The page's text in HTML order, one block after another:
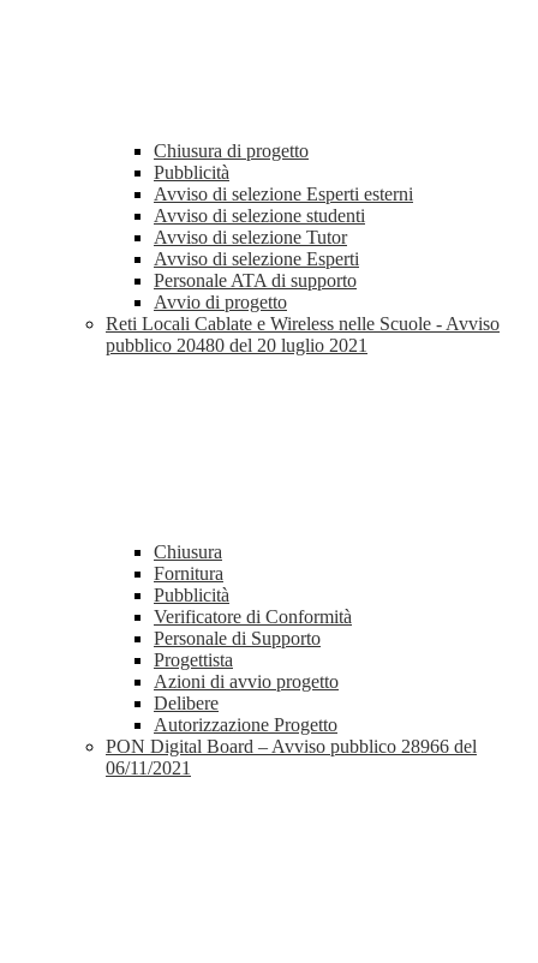
Chiusura di progetto
Pubblicità
Avviso di selezione Esperti esterni
Avviso di selezione studenti
Avviso di selezione Tutor
Avviso di selezione Esperti
Personale ATA di supporto
Avvio di progetto
Reti Locali Cablate e Wireless nelle Scuole - Avviso
pubblico 20480 del 20 luglio 2021
Chiusura
Fornitura
Pubblicità
Verificatore di Conformità
Personale di Supporto
Progettista
Azioni di avvio progetto
Delibere
Autorizzazione Progetto
PON Digital Board – Avviso pubblico 28966 del
06/11/2021